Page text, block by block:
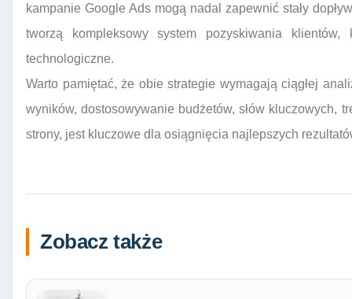
kampanie Google Ads mogą nadal zapewnić stały
tworzą kompleksowy system pozyskiwania
technologiczne.
Warto pamiętać, że obie strategie wymagają ciągłej
wyników, dostosowywanie budżetów, słów kluczowych,
strony, jest kluczowe dla osiągnięcia najlepszych
Zobacz także